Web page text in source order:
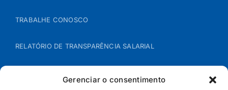
Gerenciar o consentimento
TRABALHE CONOSCO
RELATÓRIO DE TRANSPARÊNCIA SALARIAL